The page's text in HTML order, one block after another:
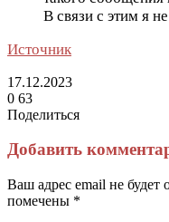
В связи с этим я
Источник
17.12.2023
0 63
Поделиться
через
электронную
почту
Добавить
Ваш адрес email не будет
помечены *